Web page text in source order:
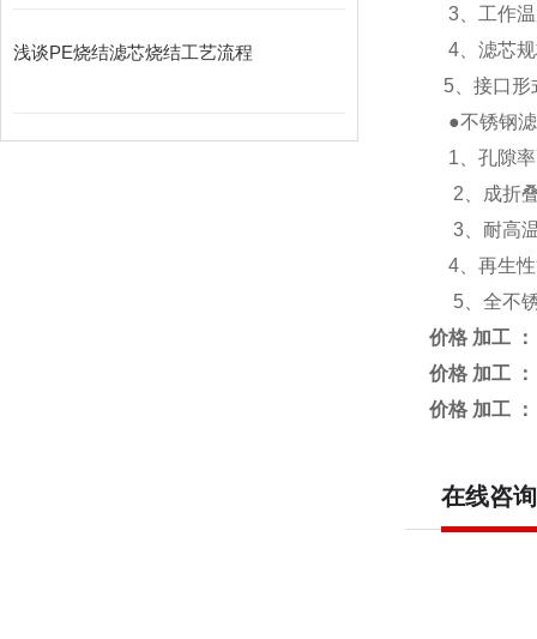
浅谈PE烧结滤芯烧结工艺流程
3、工作温
4、滤芯规
5、接口形
●不锈钢
1、孔隙率
2、成折叠
3、耐高温
4、再生性
5、全不锈
价格 加工
价格 加工
价格 加工
在线咨询